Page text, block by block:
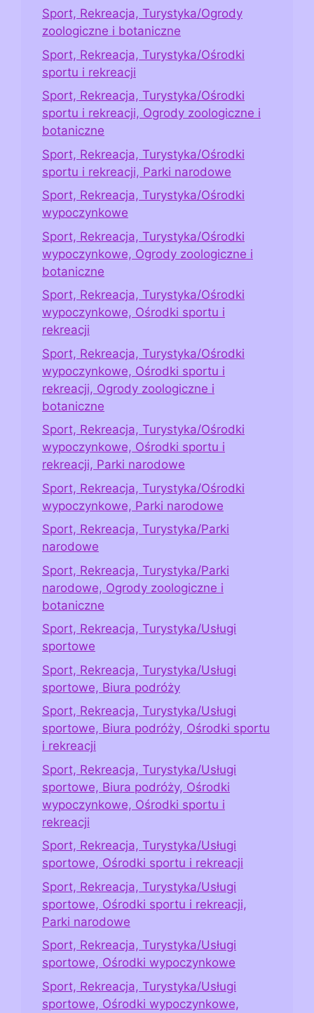
Sport, Rekreacja, Turystyka/Ogrody
zoologiczne i botaniczne
Sport, Rekreacja, Turystyka/Ośrodki
sportu i rekreacji
Sport, Rekreacja, Turystyka/Ośrodki
sportu i rekreacji, Ogrody zoologiczne i
botaniczne
Sport, Rekreacja, Turystyka/Ośrodki
sportu i rekreacji, Parki narodowe
Sport, Rekreacja, Turystyka/Ośrodki
wypoczynkowe
Sport, Rekreacja, Turystyka/Ośrodki
wypoczynkowe, Ogrody zoologiczne i
botaniczne
Sport, Rekreacja, Turystyka/Ośrodki
wypoczynkowe, Ośrodki sportu i
rekreacji
Sport, Rekreacja, Turystyka/Ośrodki
wypoczynkowe, Ośrodki sportu i
rekreacji, Ogrody zoologiczne i
botaniczne
Sport, Rekreacja, Turystyka/Ośrodki
wypoczynkowe, Ośrodki sportu i
rekreacji, Parki narodowe
Sport, Rekreacja, Turystyka/Ośrodki
wypoczynkowe, Parki narodowe
Sport, Rekreacja, Turystyka/Parki
narodowe
Sport, Rekreacja, Turystyka/Parki
narodowe, Ogrody zoologiczne i
botaniczne
Sport, Rekreacja, Turystyka/Usługi
sportowe
Sport, Rekreacja, Turystyka/Usługi
sportowe, Biura podróży
Sport, Rekreacja, Turystyka/Usługi
sportowe, Biura podróży, Ośrodki sportu
i rekreacji
Sport, Rekreacja, Turystyka/Usługi
sportowe, Biura podróży, Ośrodki
wypoczynkowe, Ośrodki sportu i
rekreacji
Sport, Rekreacja, Turystyka/Usługi
sportowe, Ośrodki sportu i rekreacji
Sport, Rekreacja, Turystyka/Usługi
sportowe, Ośrodki sportu i rekreacji,
Parki narodowe
Sport, Rekreacja, Turystyka/Usługi
sportowe, Ośrodki wypoczynkowe
Sport, Rekreacja, Turystyka/Usługi
sportowe, Ośrodki wypoczynkowe,